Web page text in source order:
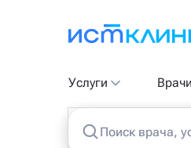
Услуги Врачи
Поиск врача,